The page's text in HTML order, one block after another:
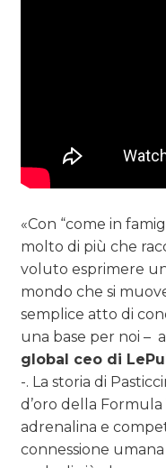
«Con “come in
molto di più che
voluto esprimere
mondo che si
semplice atto di
una base per noi –
global ceo di
-. La storia di
d’oro della
adrenalina e
connessione